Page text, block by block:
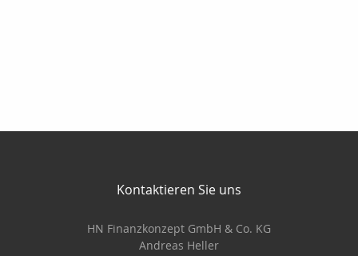
Kontaktieren Sie uns
HN Finanzkonzept GmbH & Co. KG
Andreas Heller